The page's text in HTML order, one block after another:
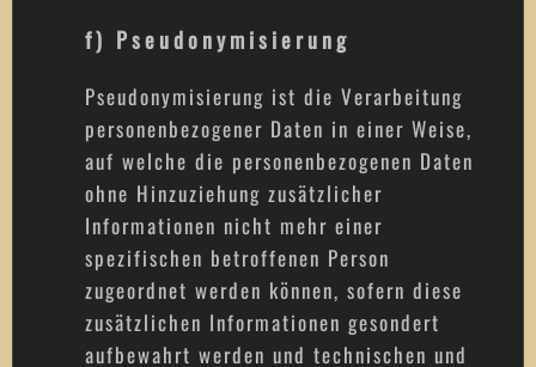
f) Pseudonymisierung
Pseudonymisierung ist die Verarbeitung
personenbezogener Daten in einer Weise,
auf welche die personenbezogenen Daten
ohne Hinzuziehung zusätzlicher
Informationen nicht mehr einer
spezifischen betroffenen Person
zugeordnet werden können, sofern diese
zusätzlichen Informationen gesondert
aufbewahrt werden und technischen und